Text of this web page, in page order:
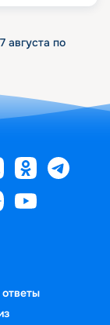
августа по